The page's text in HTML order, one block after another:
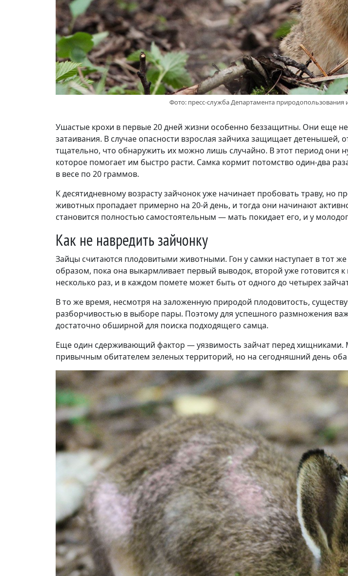
Фото: пресс-служба Департамента
Ушастые крохи в первые 20 дней жизни особенно беззащитны. Они еще
затаивания. В случае опасности взрослая зайчиха защищает детенышей,
тщательно, что обнаружить их можно лишь случайно. В этот период они
которое помогает им быстро расти. Самка кормит потомство один-два
в весе по 20 граммов.
К десятидневному возрасту зайчонок уже начинает пробовать траву, но
животных пропадает примерно на 20-й день, и тогда они начинают
становится полностью самостоятельным — мать покидает его, и у
Как не навредить зайчонку
Зайцы считаются плодовитыми животными. Гон у самки наступает в тот
образом, пока она выкармливает первый выводок, второй уже готовится
несколько раз, и в каждом помете может быть от одного до четырех
В то же время, несмотря на заложенную природой плодовитость,
разборчивостью в выборе пары. Поэтому для успешного размножения
достаточно обширной для поиска подходящего самца.
Еще один сдерживающий фактор — уязвимость зайчат перед хищниками.
привычным обитателем зеленых территорий, но на сегодняшний день